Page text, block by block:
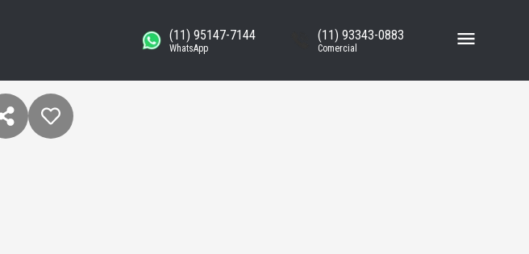
(11) 95147-7144
WhatsApp
(11) 93343-0883
Comercial